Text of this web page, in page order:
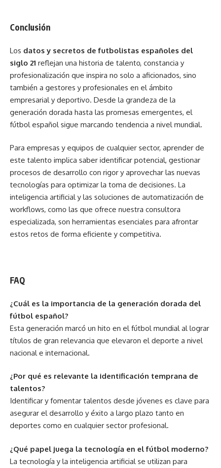
Conclusión
Los datos y secretos de futbolistas españoles del
siglo 21 reflejan una historia de talento, constancia y
profesionalización que inspira no solo a aficionados, sino
también a gestores y profesionales en el ámbito
empresarial y deportivo. Desde la grandeza de la
generación dorada hasta las promesas emergentes, el
fútbol español sigue marcando tendencia a nivel mundial.
Para empresas y equipos de cualquier sector, aprender de
este talento implica saber identificar potencial, gestionar
procesos de desarrollo con rigor y aprovechar las nuevas
tecnologías para optimizar la toma de decisiones. La
inteligencia artificial y las soluciones de automatización de
workflows, como las que ofrece nuestra consultora
especializada, son herramientas esenciales para afrontar
estos retos de forma eficiente y competitiva.
FAQ
¿Cuál es la importancia de la generación dorada del
fútbol español?
Esta generación marcó un hito en el fútbol mundial al lograr
títulos de gran relevancia que elevaron el deporte a nivel
nacional e internacional.
¿Por qué es relevante la identificación temprana de
talentos?
Identificar y fomentar talentos desde jóvenes es clave para
asegurar el desarrollo y éxito a largo plazo tanto en
deportes como en cualquier sector profesional.
¿Qué papel juega la tecnología en el fútbol moderno?
La tecnología y la inteligencia artificial se utilizan para